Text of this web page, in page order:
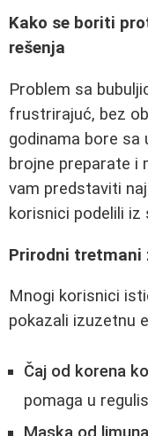
Kako se boriti
rešenja
Problem sa
frustrirajuć, bez
godinama bore sa
brojne preparate i
vam predstaviti
korisnici podelili
Prirodni tretmani
Mnogi korisnici
pokazali izuzetnu
Čaj od korena
pomaga u